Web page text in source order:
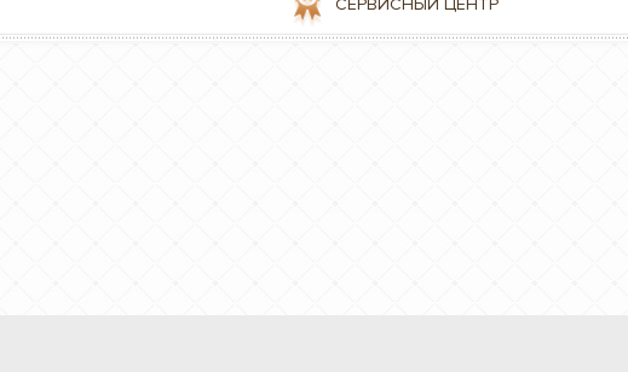
СЕРВИСНЫЙ ЦЕНТР